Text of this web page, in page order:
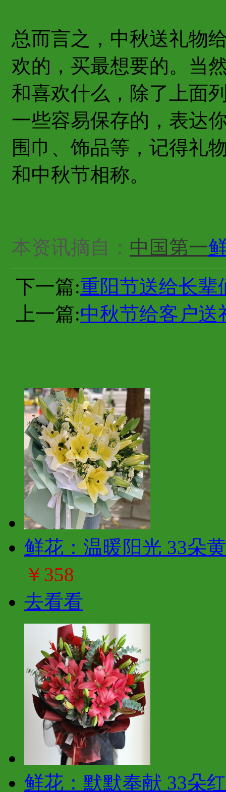
总而言之，中秋送礼物
欢的，买最想要的。当
和喜欢什么，除了上面
一些容易保存的，表达
围巾、饰品等，记得礼
和中秋节相称。
本资讯摘自： 中国第一
下一篇:重阳节送给长辈
上一篇:中秋节给客户送
鲜花：温暖阳光 33朵
￥358
去看看
鲜花：默默奉献 33朵